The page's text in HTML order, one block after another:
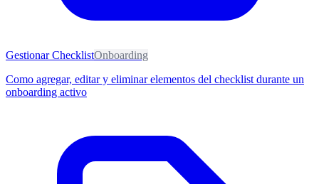
Gestionar ChecklistOnboarding
Como agregar, editar y eliminar elementos del checklist durante un
onboarding activo